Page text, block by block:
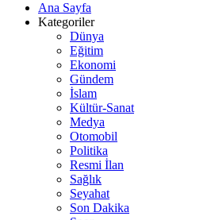
Ana Sayfa
Kategoriler
Dünya
Eğitim
Ekonomi
Gündem
İslam
Kültür-Sanat
Medya
Otomobil
Politika
Resmi İlan
Sağlık
Seyahat
Son Dakika